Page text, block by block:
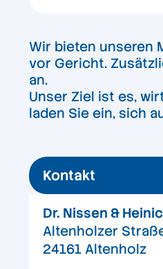
Wir bieten unseren
vor Gericht.
an.
Unser Ziel ist es,
laden Sie ein, sich
Kontakt
Dr. Nissen &
Altenholzer
24161 Altenholz